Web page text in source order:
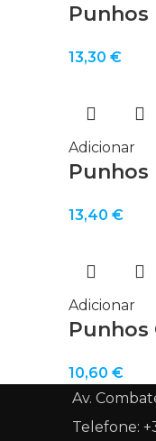
Punhos
13,30 €
Adicionar
Punhos
13,40 €
Adicionar
Punhos
10,60 €
Av.
Telefone: